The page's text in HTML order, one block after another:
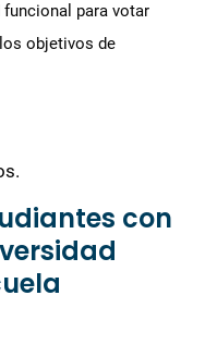
para votar
objetivos de
con